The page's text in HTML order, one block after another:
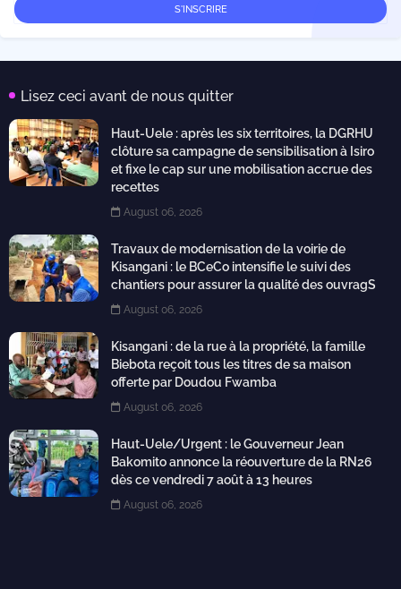
Lisez ceci avant de nous quitter
Haut-Uele : après les six territoires, la DGRHU
clôture sa campagne de sensibilisation à Isiro
et fixe le cap sur une mobilisation accrue des
recettes
August 06, 2026
Travaux de modernisation de la voirie de
Kisangani : le BCeCo intensifie le suivi des
chantiers pour assurer la qualité des ouvragS
August 06, 2026
Kisangani : de la rue à la propriété, la famille
Biebota reçoit tous les titres de sa maison
offerte par Doudou Fwamba
August 06, 2026
Haut-Uele/Urgent : le Gouverneur Jean
Bakomito annonce la réouverture de la RN26
dès ce vendredi 7 août à 13 heures
August 06, 2026